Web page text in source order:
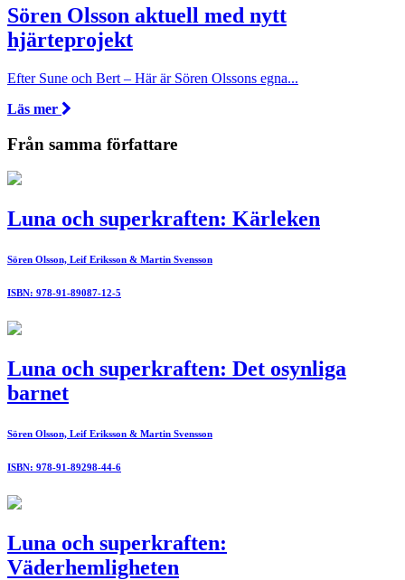
Sören Olsson aktuell med nytt
hjärteprojekt
Efter Sune och Bert – Här är Sören Olssons egna...
Läs mer
Från samma författare
Luna och superkraften: Kärleken
Sören Olsson, Leif Eriksson & Martin Svensson
ISBN: 978-91-89087-12-5
Luna och superkraften: Det osynliga
barnet
Sören Olsson, Leif Eriksson & Martin Svensson
ISBN: 978-91-89298-44-6
Luna och superkraften:
Väderhemligheten